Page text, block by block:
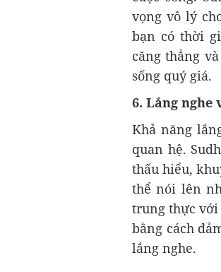
vọng vô lý
bạn có thời
căng thẳng
sống quý giá.
6. Lắng nghe
Khả năng
quan hệ.
thấu hiểu,
thể nói lên
trung thực với
bằng cách
lắng nghe.